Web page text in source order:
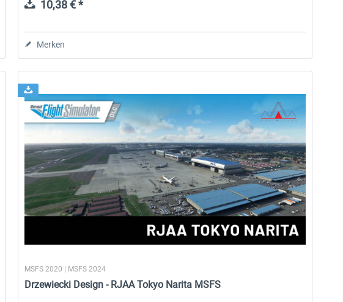
10,38 € *
Merken
MSFS 2020 | MSFS 2024
Drzewiecki Design - RJAA Tokyo Narita MSFS